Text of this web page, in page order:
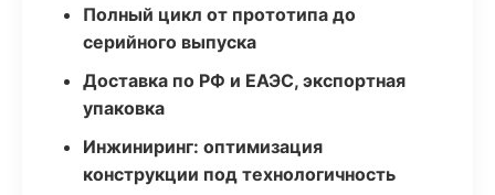
Полный цикл от прототипа до
серийного выпуска
Доставка по РФ и ЕАЭС, экспортная
упаковка
Инжиниринг: оптимизация
конструкции под технологичность